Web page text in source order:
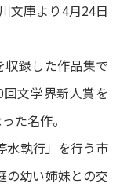
文庫より4月24日
録した作品集で
文学界新人賞を
た名作。
水執行」を行う市
の幼い姉妹との交